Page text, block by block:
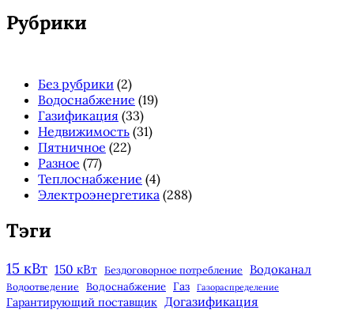
Рубрики
Без рубрики (2)
Водоснабжение (19)
Газификация (33)
Недвижимость (31)
Пятничное (22)
Разное (77)
Теплоснабжение (4)
Электроэнергетика (288)
Тэги
15 кВт 150 кВт Бездоговорное потребление Водоканал
Водоотведение Водоснабжение Газ Газораспределение
Гарантирующий поставщик Догазификация